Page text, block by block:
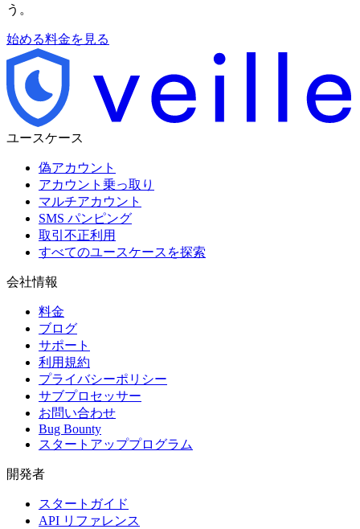
う。
始める料金を見る
ユースケース
偽アカウント
アカウント乗っ取り
マルチアカウント
SMS パンピング
取引不正利用
すべてのユースケースを探索
会社情報
料金
ブログ
サポート
利用規約
プライバシーポリシー
サブプロセッサー
お問い合わせ
Bug Bounty
スタートアッププログラム
開発者
スタートガイド
API リファレンス